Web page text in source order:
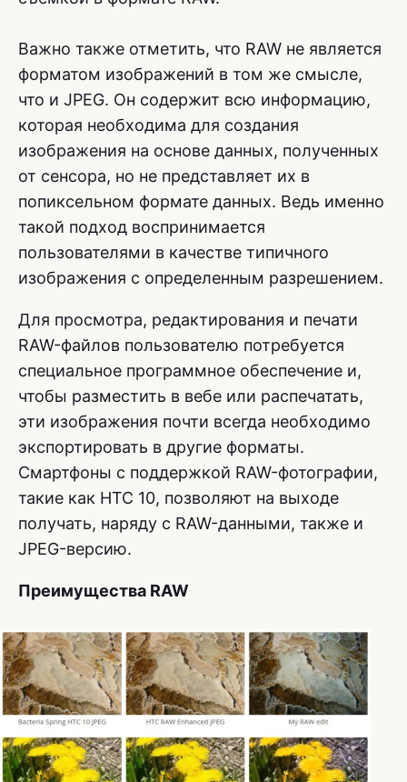
Важно также отметить, что RAW не является
форматом изображений в том же смысле,
что и JPEG. Он содержит всю информацию,
которая необходима для создания
изображения на основе данных, полученных
от сенсора, но не представляет их в
попиксельном формате данных. Ведь именно
такой подход воспринимается
пользователями в качестве типичного
изображения с определенным разрешением.
Для просмотра, редактирования и печати
RAW-файлов пользователю потребуется
специальное программное обеспечение и,
чтобы разместить в вебе или распечатать,
эти изображения почти всегда необходимо
экспортировать в другие форматы.
Смартфоны с поддержкой RAW-фотографии,
такие как HTC 10, позволяют на выходе
получать, наряду с RAW-данными, также и
JPEG-версию.
Преимущества RAW